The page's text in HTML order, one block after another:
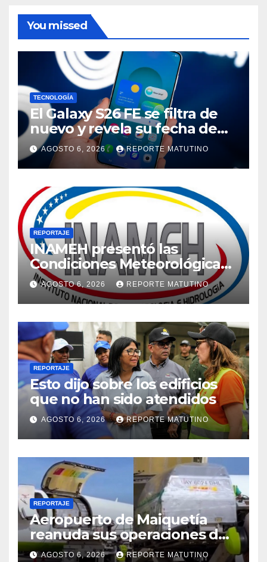
You missed
TECNOLOGÍA
El Galaxy S26 FE se filtra de
nuevo y revela su fecha de
lanzamiento
AGOSTO 6, 2026 REPORTE MATUTINO
REPORTAJE
INAMEH presentó las
Condiciones Meteorológicas
para las próximas 24 horas,
de este jueves 6 de agosto
2026
AGOSTO 6, 2026 REPORTE MATUTINO
REPORTAJE
Esto dijo sobre los edificios
que no han sido atendidos
AGOSTO 6, 2026 REPORTE MATUTINO
REPORTAJE
Aeropuerto de Maiquetía
reanuda sus operaciones de
carga con primer vuelo
AGOSTO 6, 2026 REPORTE MATUTINO